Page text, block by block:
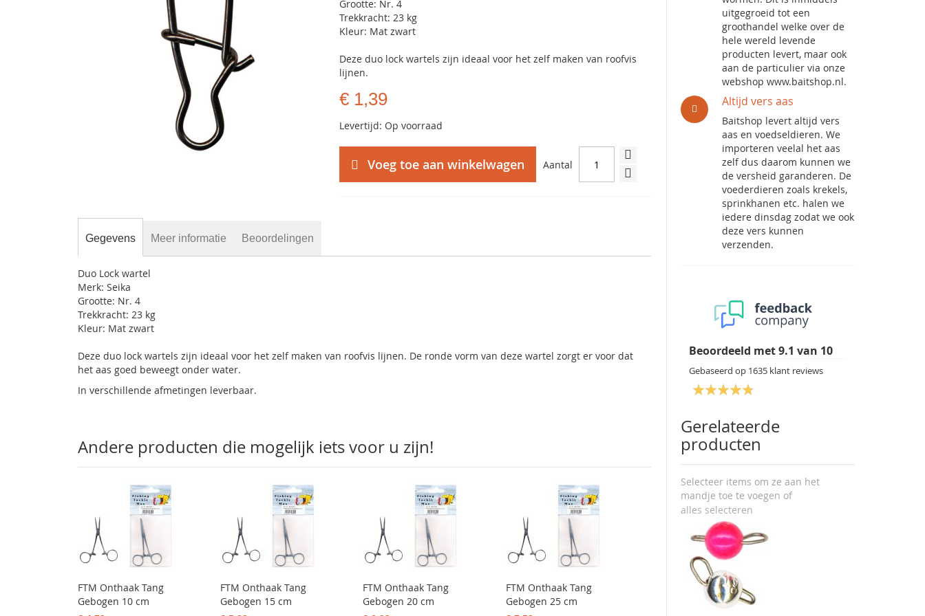
van
afbeeldingen-
gallerij
Grootte: Nr. 4
Trekkracht: 23 kg
Kleur: Mat zwart
Deze duo lock wartels zijn ideaal voor het zelf maken van roofvis
lijnen.
€ 1,39
Levertijd: Op voorraad
Aantal
Voeg toe aan winkelwagen
uitgegroeid tot een
groothandel welke over de
hele wereld levende
producten levert, maar ook
aan de particulier via onze
webshop www.baitshop.nl.
Altijd vers aas
Baitshop levert altijd vers
aas en voedseldieren. We
importeren veelal het aas
zelf dus daarom kunnen we
de versheid garanderen. De
voederdieren zoals krekels,
sprinkhanen etc. halen we
iedere dinsdag zodat we ook
deze vers kunnen
verzenden.
Beoordeeld met9.1 van 10
Gebaseerd op 1635 klant reviews
Gerelateerde
producten
Selecteer items om ze aan het
mandje toe te voegen of
alles selecteren
Gegevens
Duo Lock wartel
Merk: Seika
Grootte: Nr. 4
Trekkracht: 23 kg
Kleur: Mat zwart
Deze duo lock wartels zijn ideaal voor het zelf maken van roofvis lijnen. De ronde vorm van deze wartel zorgt er voor dat
het aas goed beweegt onder water.
In verschillende afmetingen leverbaar.
Meer informatie Beoordelingen
Andere producten die mogelijk iets voor u zijn!
FTM Onthaak Tang
Gebogen 10 cm
FTM Onthaak Tang
Gebogen 15 cm
FTM Onthaak Tang
Gebogen 20 cm
FTM Onthaak Tang
Gebogen 25 cm